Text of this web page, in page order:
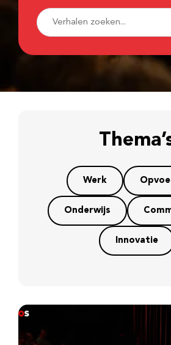
Werk
Onderwijs
Innovatie